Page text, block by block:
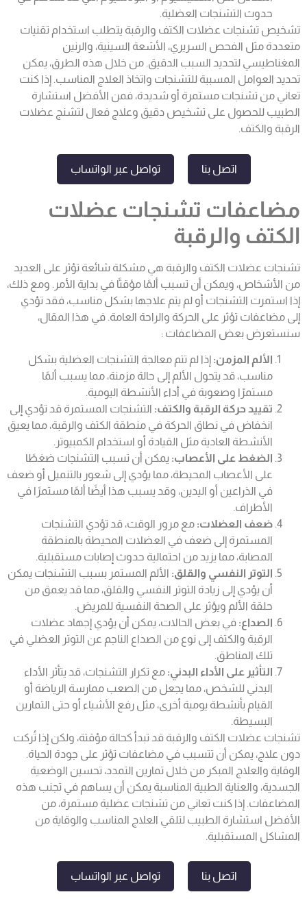
حدوث التشنجات العضلية.
تشخيص تشنجات عضلات الكتف والرقبة يتطلب استخدام تقنيات
متعددة مثل الفحص السريري، الأشعة السينية، والرنين
المغناطيسي لتحديد السبب الدقيق. من خلال هذه الطرق، يمكن
تحديد العوامل المسببة للتشنجات واتخاذ العلاج المناسب. إذا كنت
تعاني من تشنجات مستمرة أو شديدة، فمن الأفضل استشارة
الطبيب للحصول على تشخيص دقيق وعلاج فعال لتشنج عضلات
الرقبة والكتف.
اتصل بنا تواصل عبر الواتساب
مضاعفات تشنجات عضلات
الكتف والرقبة
تشنجات عضلات الكتف والرقبة هي مشكلة شائعة تؤثر على العديد
من الأشخاص، ويمكن أن تسبب ألمًا مؤقتًا في بداية الأمر. ومع ذلك،
إذا استمرت التشنجات أو لم يتم علاجها بشكل مناسب، فقد تؤدي
إلى مضاعفات تؤثر على الحركة والراحة العامة. في هذا المقال،
سنستعرض بعض المضاعفات :
الألم المزمن: إذا لم تتم معالجة التشنجات العضلية بشكل
مناسب، قد يتحول الألم إلى حالة مزمنة، مما يسبب ألمًا
مستمرًا وصعوبة في أداء الأنشطة اليومية.
تقييد حركة الرقبة والكتف: التشنجات المستمرة قد تؤدي إلى
انخفاض في نطاق الحركة في منطقة الكتف والرقبة، مما يعيق
الأنشطة العادية مثل القيادة أو استخدام الكمبيوتر.
الضغط على الأعصاب: يمكن أن تسبب التشنجات ضغطًا
على الأعصاب المحيطة، مما يؤدي إلى شعور بالتنميل أو ضعف
في الذراعين أو اليدين، وقد يسبب هذا أيضًا ألمًا مستمرًا في
الأطراف.
ضعف العضلات: مع مرور الوقت، قد تؤدي التشنجات
المستمرة إلى ضعف في العضلات المحيطة بالمنطقة
المصابة، مما يزيد من احتمالية حدوث إصابات مستقبلية.
التوتر النفسي والقلق: الألم المستمر بسبب التشنجات يمكن
أن يؤدي إلى زيادة التوتر النفسي والقلق، مما قد يعمق من
حلقة الألم ويؤثر على الصحة النفسية للمريض.
الصداع: في بعض الحالات، يمكن أن يؤدي إجهاد عضلات
الرقبة والكتف إلى نوع من الصداع الناجم عن التوتر العضلي في
تلك المناطق.
التأثير على الأداء البدني: مع تكرار التشنجات، قد يتأثر الأداء
البدني للشخص، مما يجعل من الصعب ممارسة الرياضة أو
القيام بأنشطة يومية أخرى، مثل رفع الأشياء أو حتى التمارين
البسيطة.
تشنجات عضلات الكتف والرقبة قد تبدأ كحالة مؤقتة، ولكن إذا تُركت
دون علاج، يمكن أن تتسبب في مضاعفات تؤثر على جودة الحياة.
الوقاية والعلاج المبكر من خلال تمارين التمدد، تحسين الوضعية
الجسدية، والعناية الطبية المناسبة يمكن أن يساهم في تجنب هذه
المضاعفات. إذا كنت تعاني من تشنجات عضلية مستمرة، من
الأفضل استشارة الطبيب لتلقي العلاج المناسب والوقاية من
المشاكل المستقبلية.
اتصل بنا تواصل عبر الواتساب